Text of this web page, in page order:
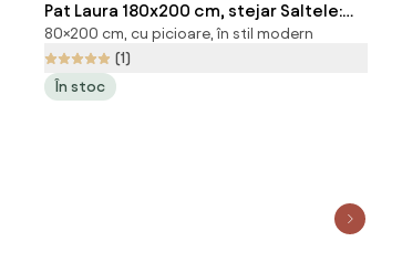
Pat Laura 180x200 cm, stejar Saltele:
Fara saltea, Somiera pat: Cu lamele
curbate
80×200 cm, cu picioare, în stil modern
(1)
În stoc